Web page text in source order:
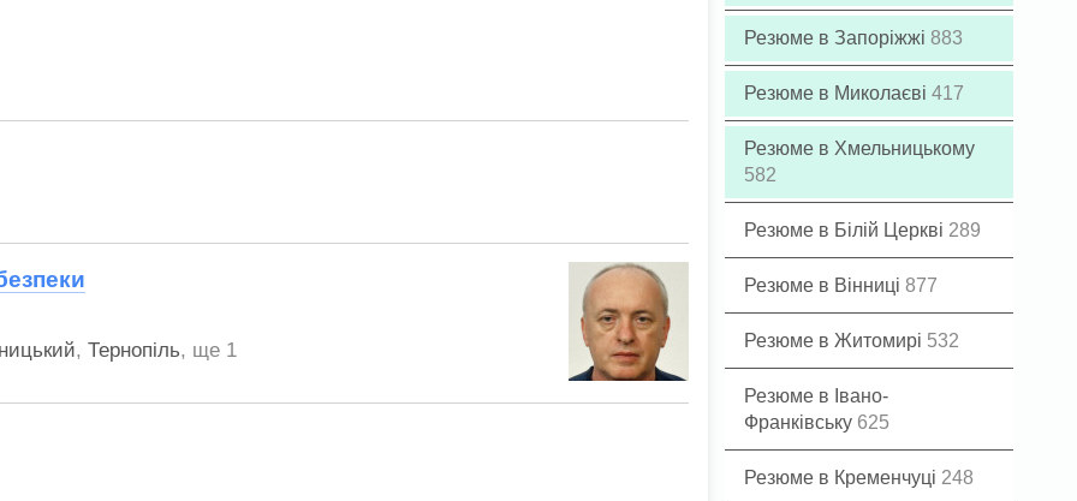
,Тернопіль, ще 1
Резюме в Запоріжжі 883
Резюме в Миколаєві 417
Резюме в Хмельницькому
582
Резюме в Білій Церкві 289
Резюме в Вінниці 877
Резюме в Житомирі 532
Резюме в Івано-
Франківську 625
Резюме в Кременчуці 248